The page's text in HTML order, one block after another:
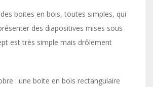
boites en bois, toutes simples, qui
des diapositives mises sous
est très simple mais drôlement
: une boite en bois rectangulaire